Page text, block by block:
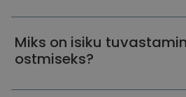
Miks on isiku
ostmiseks?